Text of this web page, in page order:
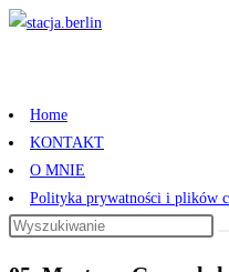
Skip
Home
KONTAKT
O MNIE
Polityka prywatności i plików
Search